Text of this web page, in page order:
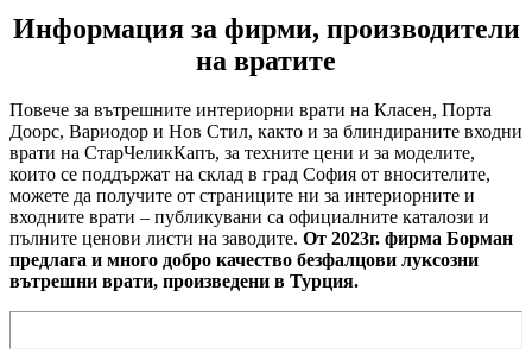
Информация за фирми, производители
на вратите
Повече за вътрешните интериорни врати на Класен, Порта
Доорс, Вариодор и Нов Стил, както и за блиндираните входни
врати на СтарЧеликКапъ, за техните цени и за моделите,
които се поддържат на склад в град София от вносителите,
можете да получите от страниците ни за интериорните и
входните врати – публикувани са официалните каталози и
пълните ценови листи на заводите. От 2023г. фирма Борман
предлага и много добро качество безфалцови луксозни
вътрешни врати, произведени в Турция.